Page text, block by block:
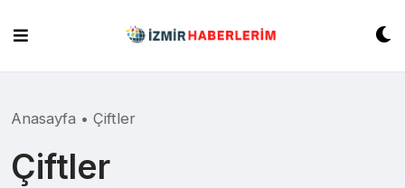
content
Anasayfa • Çiftler
Çiftler